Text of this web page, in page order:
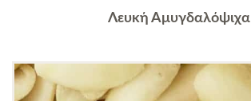
Λευκή Αμυγδαλόψιχα